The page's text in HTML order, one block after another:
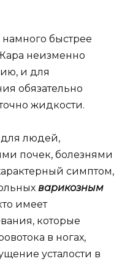
быстрее
неизменно
и для
обязательно
жидкости.
для людей,
почек, болезнями
симптом,
варикозным
имеет
которые
в ногах,
усталости в